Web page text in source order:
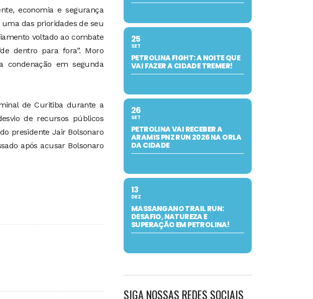
economia e segurança
das prioridades de seu
voltado ao combate
dentro para fora”. Moro
em segunda
de Curitiba durante a
de recursos públicos
presidente Jair Bolsonaro
após acusar Bolsonaro
25
SET
PETROLINA FIGHT: A NOITE QUE
VAI FAZER A CIDADE TREMER!
26
SET
PETROLINA VAI RECEBER A
ARAMIS PNZ RUN 2026 NA ORLA
DA CIDADE
13
DEZ
MASSANGANO TRAIL RUN:
DESAFIO, NATUREZA E
SUPERAÇÃO EM PETROLINA!
SIGA NOSSAS REDES SOCIAIS